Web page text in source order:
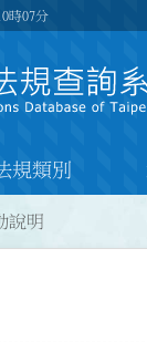
時07分
規類別
說明